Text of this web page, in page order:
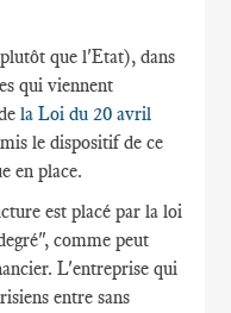
que l'Etat), dans
qui viennent
la Loi du 20 avril
le dispositif de ce
en place.
est placé par la loi
comme peut
L'entreprise qui
entre sans